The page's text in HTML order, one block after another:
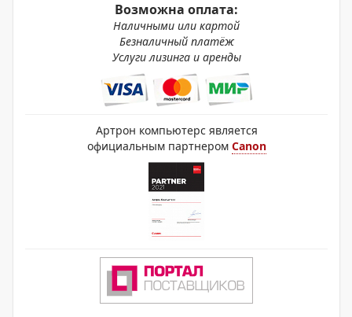
Возможна оплата:
Наличными или картой
Безналичный платёж
Услуги лизинга и аренды
Артрон компьютерс является
официальным партнером Canon